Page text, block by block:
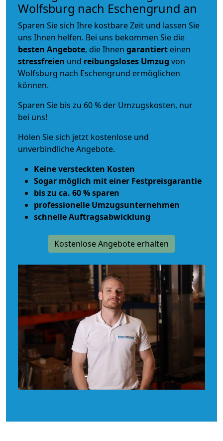
Wolfsburg nach Eschengrund an
Sparen Sie sich Ihre kostbare Zeit und lassen Sie
uns Ihnen helfen. Bei uns bekommen Sie die
besten Angebote, die Ihnen garantiert einen
stressfreien und reibungsloses Umzug von
Wolfsburg nach Eschengrund ermöglichen
können.
Sparen Sie bis zu 60 % der Umzugskosten, nur
bei uns!
Holen Sie sich jetzt kostenlose und
unverbindliche Angebote.
Keine versteckten Kosten
Sogar möglich mit einer Festpreisgarantie
bis zu ca. 60 % sparen
professionelle Umzugsunternehmen
schnelle Auftragsabwicklung
Kostenlose Angebote erhalten